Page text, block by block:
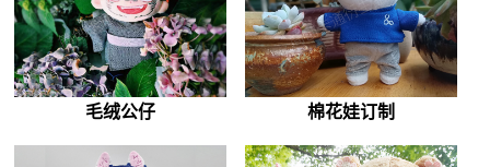
毛绒公仔 棉花娃订制